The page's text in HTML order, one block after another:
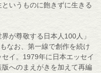
いうものに飽きずに生きる
が尊敬する日本人100人」
なお、第一線で創作を続け
イ。1979年に日本エッセイ
へのまえがきを加えて再編